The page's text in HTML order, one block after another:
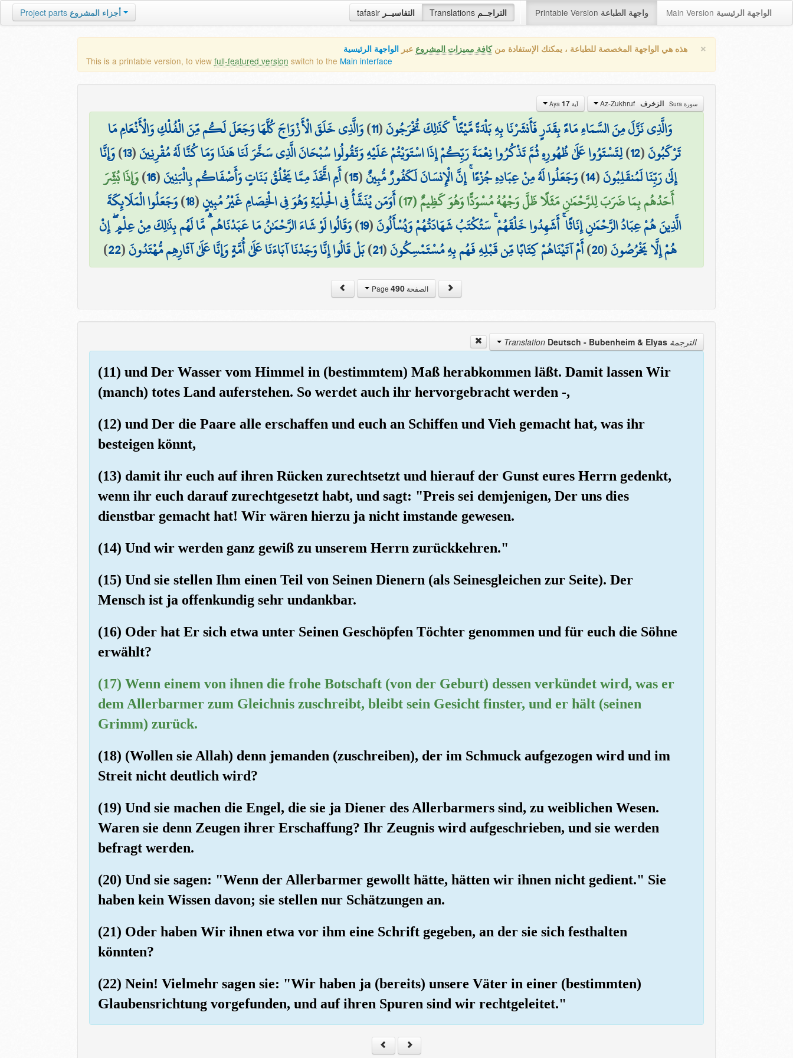
tafasir التفاسيــر Translations التراجــم Printable Version واجهة الطباعة Main Version الواجهة الرئيسية Project parts أجزاء المشروع
× هذه هي الواجهة المخصصة للطباعة ، يمكنك الإستفادة منكافة مميزات المشروع عبر الواجهة الرئيسية
This is a printable version, to view full-featured version switch to the Main interface
سورة Sura الزخرف آية Aya 17
وَالَّذِي نَزَّلَ مِنَ السَّمَاءِ مَاءً بِقَدَرٍ فَأَنشَرْنَا بِهِ بَلْدَةً مَّيْتًا ۚ كَذَٰلِكَ تُخْرَجُونَ(
11
)وَالَّذِي خَلَقَ الْأَزْوَاجَ كُلَّهَا وَجَعَلَ لَكُم مِّنَ الْفُلْكِ وَالْأَنْعَامِ مَا
تَرْكَبُونَ(
12
)لِتَسْتَوُوا عَلَىٰ ظُهُورِهِ ثُمَّ تَذْكُرُوا نِعْمَةَ رَبِّكُمْ إِذَا اسْتَوَيْتُمْ عَلَيْهِ وَتَقُولُوا سُبْحَانَ الَّذِي سَخَّرَ لَنَا هَٰذَا وَمَا كُنَّا لَهُ مُقْرِنِينَ(
13
)وَإِنَّا
إِلَىٰ رَبِّنَا لَمُنقَلِبُونَ(
14
)وَجَعَلُوا لَهُ مِنْ عِبَادِهِ جُزْءًا ۚ إِنَّ الْإِنسَانَ لَكَفُورٌ مُّبِينٌ(
15
)أَمِ اتَّخَذَ مِمَّا يَخْلُقُ بَنَاتٍ وَأَصْفَاكُم بِالْبَنِينَ(
16
)وَإِذَا بُشِّرَ
أَحَدُهُم بِمَا ضَرَبَ لِلرَّحْمَٰنِ مَثَلًا ظَلَّ وَجْهُهُ مُسْوَدًّا وَهُوَ كَظِيمٌ (17)
أَوَمَن يُنَشَّأُ فِي الْحِلْيَةِ وَهُوَ فِي الْخِصَامِ غَيْرُ مُبِينٍ(
18
)وَجَعَلُوا الْمَلَائِكَةَ
الَّذِينَ هُمْ عِبَادُ الرَّحْمَٰنِ إِنَاثًا ۚ أَشَهِدُوا خَلْقَهُمْ ۚ سَتُكْتَبُ شَهَادَتُهُمْ وَيُسْأَلُونَ(
19
)وَقَالُوا لَوْ شَاءَ الرَّحْمَٰنُ مَا عَبَدْنَاهُم ۗ مَّا لَهُم بِذَٰلِكَ مِنْ عِلْمٍ ۖ إِنْ
هُمْ إِلَّا يَخْرُصُونَ(
20
)أَمْ آتَيْنَاهُمْ كِتَابًا مِّن قَبْلِهِ فَهُم بِهِ مُسْتَمْسِكُونَ(
21
)بَلْ قَالُوا إِنَّا وَجَدْنَا آبَاءَنَا عَلَىٰ أُمَّةٍ وَإِنَّا عَلَىٰ آثَارِهِم مُّهْتَدُونَ(
22
)
الصفحة Page490
الترجمة Translation Deutsch - Bubenheim & Elyas
(11) und Der Wasser vom Himmel in (bestimmtem) Maß herabkommen läßt. Damit lassen Wir
(manch) totes Land auferstehen. So werdet auch ihr hervorgebracht werden -,
(12) und Der die Paare alle erschaffen und euch an Schiffen und Vieh gemacht hat, was ihr
besteigen könnt,
(13) damit ihr euch auf ihren Rücken zurechtsetzt und hierauf der Gunst eures Herrn gedenkt,
wenn ihr euch darauf zurechtgesetzt habt, und sagt: "Preis sei demjenigen, Der uns dies
dienstbar gemacht hat! Wir wären hierzu ja nicht imstande gewesen.
(14) Und wir werden ganz gewiß zu unserem Herrn zurückkehren."
(15) Und sie stellen Ihm einen Teil von Seinen Dienern (als Seinesgleichen zur Seite). Der
Mensch ist ja offenkundig sehr undankbar.
(16) Oder hat Er sich etwa unter Seinen Geschöpfen Töchter genommen und für euch die Söhne
erwählt?
(17) Wenn einem von ihnen die frohe Botschaft (von der Geburt) dessen verkündet wird, was er
dem Allerbarmer zum Gleichnis zuschreibt, bleibt sein Gesicht finster, und er hält (seinen
Grimm) zurück.
(18) (Wollen sie Allah) denn jemanden (zuschreiben), der im Schmuck aufgezogen wird und im
Streit nicht deutlich wird?
(19) Und sie machen die Engel, die sie ja Diener des Allerbarmers sind, zu weiblichen Wesen.
Waren sie denn Zeugen ihrer Erschaffung? Ihr Zeugnis wird aufgeschrieben, und sie werden
befragt werden.
(20) Und sie sagen: "Wenn der Allerbarmer gewollt hätte, hätten wir ihnen nicht gedient." Sie
haben kein Wissen davon; sie stellen nur Schätzungen an.
(21) Oder haben Wir ihnen etwa vor ihm eine Schrift gegeben, an der sie sich festhalten
könnten?
(22) Nein! Vielmehr sagen sie: "Wir haben ja (bereits) unsere Väter in einer (bestimmten)
Glaubensrichtung vorgefunden, und auf ihren Spuren sind wir rechtgeleitet."